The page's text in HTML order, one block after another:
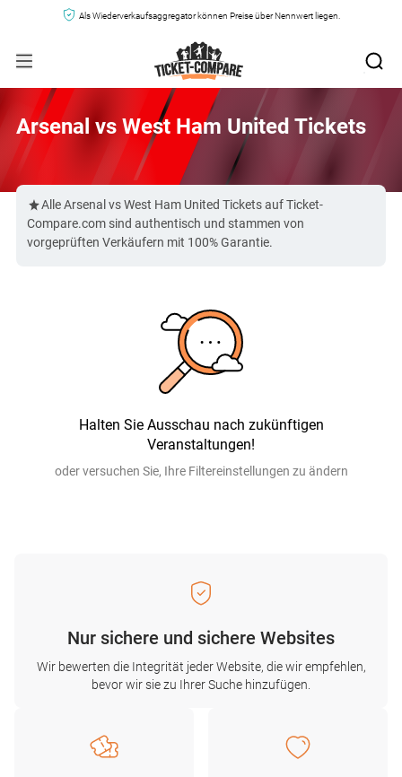
Als Wiederverkaufsaggregator können Preise über Nennwert liegen.
Arsenal vs West Ham United Tickets
Alle Arsenal vs West Ham United Tickets auf Ticket-
Compare.com sind authentisch und stammen von
vorgeprüften Verkäufern mit 100% Garantie.
Halten Sie Ausschau nach zukünftigen
Veranstaltungen!
oder versuchen Sie, Ihre Filtereinstellungen zu ändern
Nur sichere und sichere Websites
Wir bewerten die Integrität jeder Website, die wir empfehlen,
bevor wir sie zu Ihrer Suche hinzufügen.